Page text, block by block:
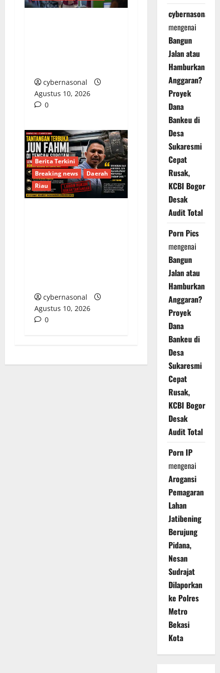
cybernasonal
Agustus 10, 2026
0
Berita Terkini
Breaking news
Daerah
Riau
cybernasonal
Agustus 10, 2026
0
cybernasonal
mengenai
Bangun
Jalan atau
Hamburkan
Anggaran?
Proyek
Dana
Bankeu di
Desa
Sukaresmi
Cepat
Rusak,
KCBI Bogor
Desak
Audit Total
Porn Pics
mengenai
Bangun
Jalan atau
Hamburkan
Anggaran?
Proyek
Dana
Bankeu di
Desa
Sukaresmi
Cepat
Rusak,
KCBI Bogor
Desak
Audit Total
Porn IP
mengenai
Arogansi
Pemagaran
Lahan
Jatibening
Berujung
Pidana,
Nesan
Sudrajat
Dilaporkan
ke Polres
Metro
Bekasi
Kota